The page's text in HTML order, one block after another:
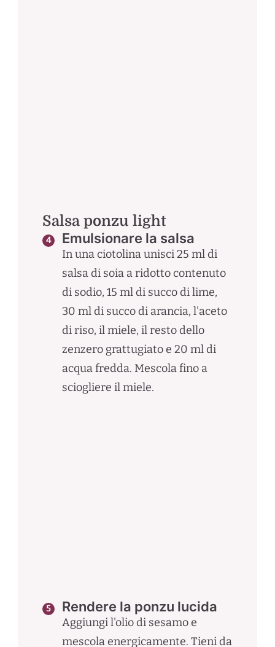
Salsa ponzu light
Emulsionare la salsa
In una ciotolina unisci 25 ml di
salsa di soia a ridotto contenuto
di sodio, 15 ml di succo di lime,
30 ml di succo di arancia, l'aceto
di riso, il miele, il resto dello
zenzero grattugiato e 20 ml di
acqua fredda. Mescola fino a
sciogliere il miele.
Rendere la ponzu lucida
Aggiungi l'olio di sesamo e
mescola energicamente. Tieni da